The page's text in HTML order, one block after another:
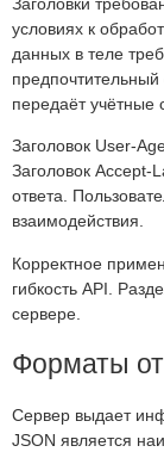
условиях к
данных в теле
передаёт учётные
Заголовок User-
Заголовок Accept-
ответа.
взаимодействия.
Корректное
гибкость API.
сервере.
Форматы
Сервер выдает
JSON является